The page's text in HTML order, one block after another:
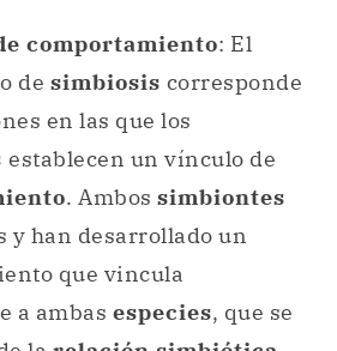
comportamiento: El
de simbiosis corresponde
en las que los
establecen un vínculo de
. Ambos simbiontes
y han desarrollado un
que vincula
a ambas especies, que se